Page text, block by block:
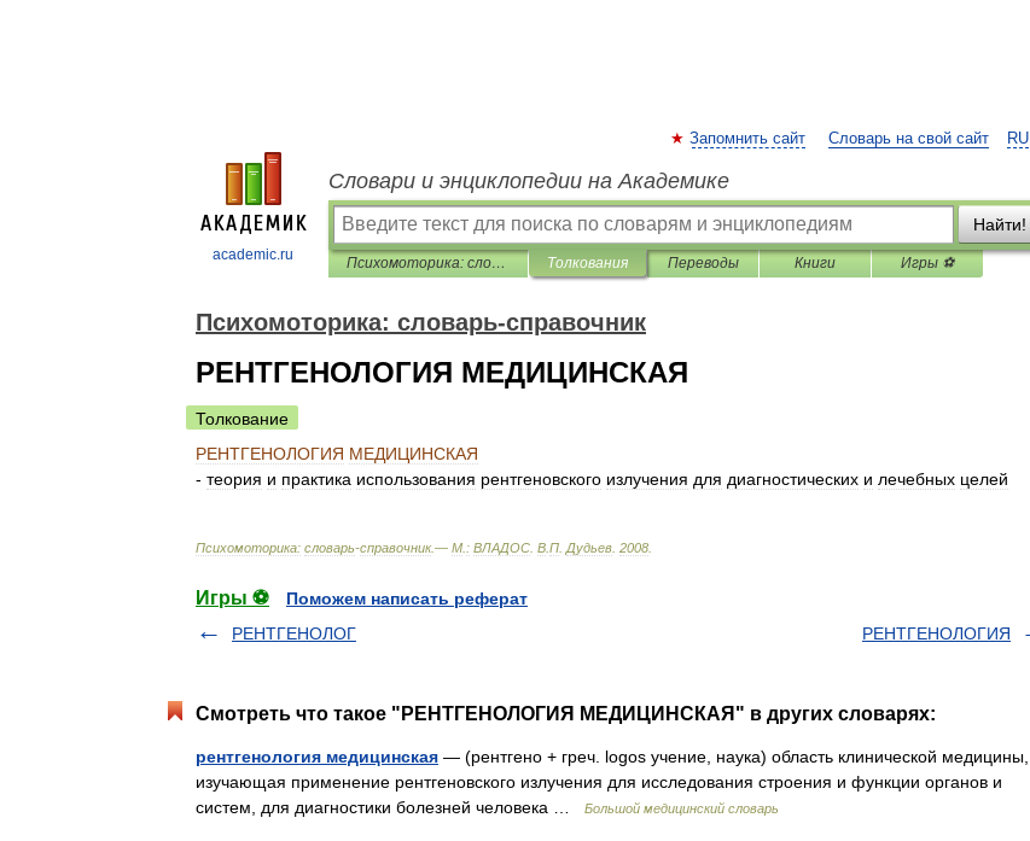
academic.ru
RU
Запомнить сайт Словарь на свой сайт
Словари и энциклопедии на Академике
Найти!
Психомоторика: cловарь-справочник Толкования Переводы Книги Игры ⚽
Психомоторика: cловарь-справочник
РЕНТГЕНОЛОГИЯ МЕДИЦИНСКАЯ
Толкование
РЕНТГЕНОЛОГИЯ МЕДИЦИНСКАЯ
- теория и практика использования рентгеновского излучения для диагностических и лечебных целей
Психомоторика: cловарь-справочник.— М : ВЛАДОС В П Дудьев 2008
Игры ⚽
Поможем написать реферат
РЕНТГЕНОЛОГ
РЕНТГЕНОЛОГИЯ
Смотреть что такое "РЕНТГЕНОЛОГИЯ МЕДИЦИНСКАЯ" в других словарях:
рентгенология медицинская — (рентгено + греч. logos учение, наука) область клинической медицины,
изучающая применение рентгеновского излучения для исследования строения и функции органов и
систем, для диагностики болезней человека …
Большой медицинский словарь